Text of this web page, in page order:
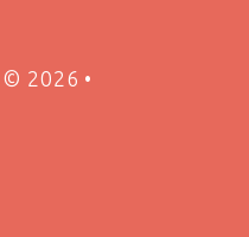
© 2026